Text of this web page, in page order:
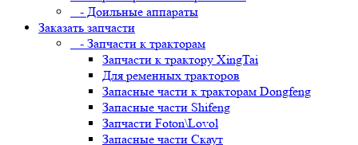
- Доильные аппараты
Заказать запчасти
- Запчасти к тракторам
Запчасти к трактору XingTai
Для ременных тракторов
Запасные части к тракторам Dongfeng
Запасные части Shifeng
Запчасти Foton\Lovol
Запасные части Скаут